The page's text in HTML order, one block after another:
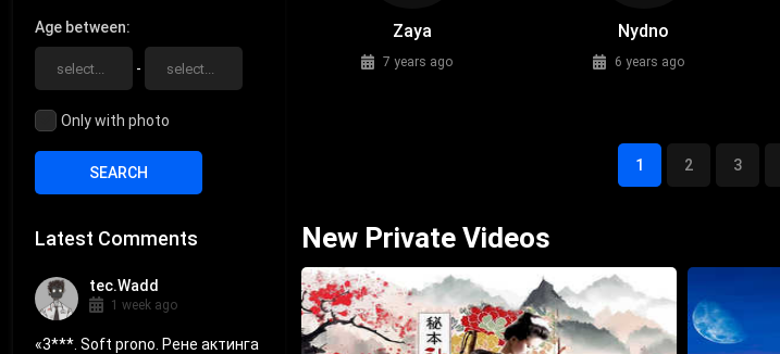
Age between
-
Only with photo
Latest Comments
«3***. Soft prono. Рене актинга
tec.Wadd
1 week ago
Zaya
7 years ago
Nydno
6 years ago
1 2 3
New Private Videos